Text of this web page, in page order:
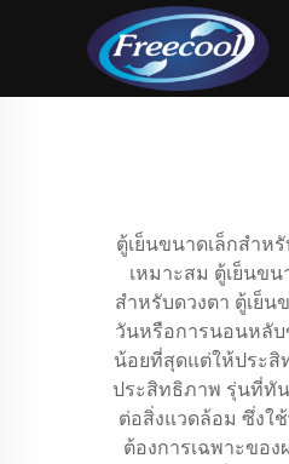
ตู้เย็นขนาดเล็กสำ
เหมาะสม ตู้เย็นข
สำหรับดวงตา ตู้เย็
วันหรือการนอนหลับ
น้อยที่สุดแต่ให้ประสิ
ประสิทธิภาพ รุ่นที่ทัน
ต่อสิ่งแวดล้อม ซึ่งใ
ต้องการเฉพาะขอ